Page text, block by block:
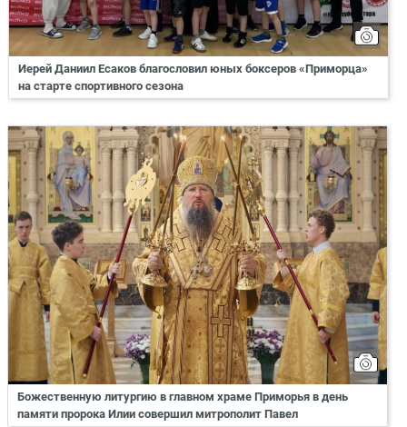
Иерей Даниил Есаков благословил юных боксеров «Приморца»
на старте спортивного сезона
Божественную литургию в главном храме Приморья в день
памяти пророка Илии совершил митрополит Павел